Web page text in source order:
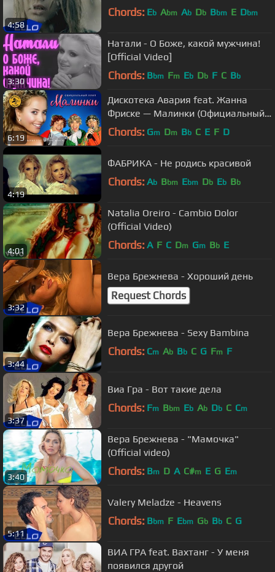
4:58
Chords: Eb Abm Ab Db Bbm E Dbm
3:30
Натали - О Боже, какой мужчина!
[Official Video]
Chords: Bbm Fm Eb Db F C Bb
6:19
Дискотека Авария feat. Жанна
Фриске — Малинки (Официальный
клип, 2006) [HQ]
Chords: Gm Dm Bb C E F D
4:19
ФАБРИКА - Не родись красивой
Chords: Ab Bbm Ebm Db Eb Bb
4:01
Natalia Oreiro - Cambio Dolor
(Official Video)
Chords: A F C Dm Gm Bb E
3:32
Вера Брежнева - Хороший день
Request Chords
3:44
Вера Брежнева - Sexy Bambina
Chords: Cm Ab Bb C G Fm F
3:37
Виа Гра - Вот такие дела
Chords: Fm Bbm Eb Ab Db C Cm
3:40
Вера Брежнева - "Мамочка"
(Official video)
Chords: Bm D A C#m E G Em
5:11
Valery Meladze - Heavens
Chords: Bbm F Ebm Gb Bb C G
ВИА ГРА feat. Вахтанг - У меня
появился другой